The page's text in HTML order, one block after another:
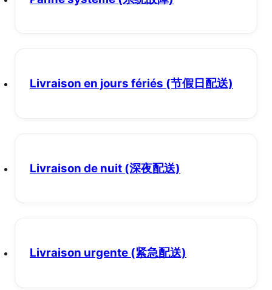
Livraison en jours fériés (节假日配送)
Livraison de nuit (深夜配送)
Livraison urgente (紧急配送)